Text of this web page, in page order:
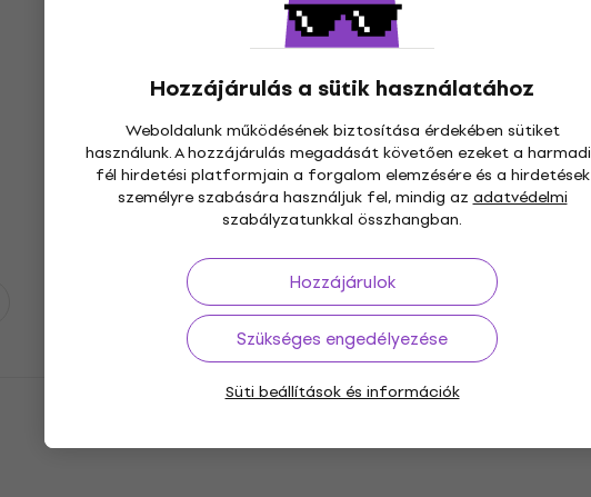
Hozzájárulás a sütik használatához
Weboldalunk működésének biztosítása érdekében sütiket
használunk. A hozzájárulás megadását követően ezeket a
fél hirdetési platformjain a forgalom elemzésére és a hirdetések
személyre szabására használjuk fel, mindig azadatvédelmi
szabályzatunkkal összhangban.
Hozzájárulok
Szükséges engedélyezése
Süti beállítások és információk